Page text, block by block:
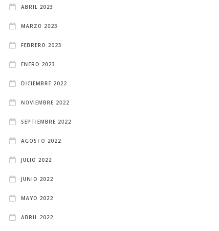
ABRIL 2023
MARZO 2023
FEBRERO 2023
ENERO 2023
DICIEMBRE 2022
NOVIEMBRE 2022
SEPTIEMBRE 2022
AGOSTO 2022
JULIO 2022
JUNIO 2022
MAYO 2022
ABRIL 2022